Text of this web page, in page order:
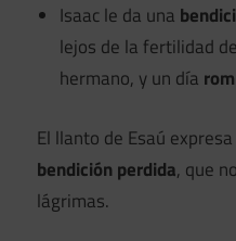
Isaac le da una
lejos de la fertilidad
hermano, y un día
El llanto de Esaú expresa
bendición perdida, que
lágrimas.